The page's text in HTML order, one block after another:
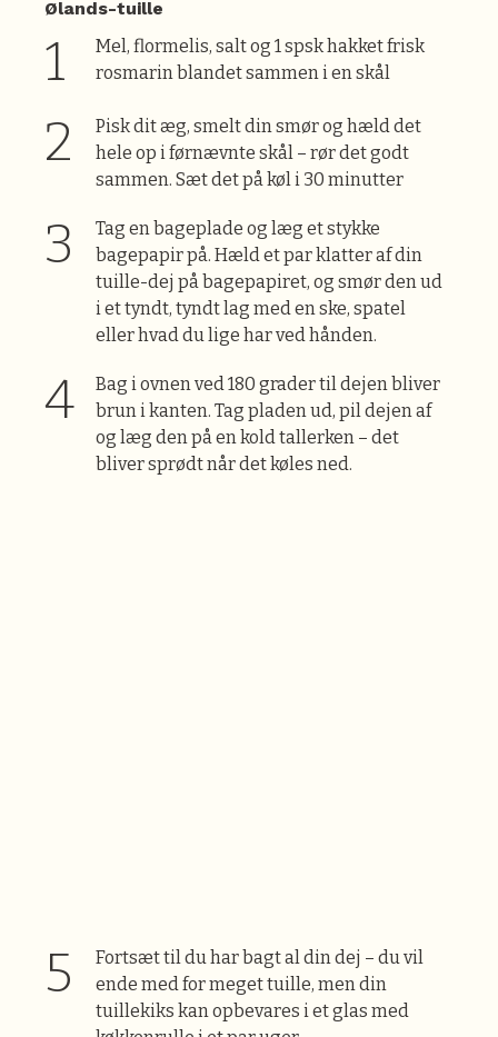
Ølands-tuille
Mel, flormelis, salt og 1 spsk hakket frisk
rosmarin blandet sammen i en skål
Pisk dit æg, smelt din smør og hæld det
hele op i førnævnte skål – rør det godt
sammen. Sæt det på køl i 30 minutter
Tag en bageplade og læg et stykke
bagepapir på. Hæld et par klatter af din
tuille-dej på bagepapiret, og smør den ud
i et tyndt, tyndt lag med en ske, spatel
eller hvad du lige har ved hånden.
Bag i ovnen ved 180 grader til dejen bliver
brun i kanten. Tag pladen ud, pil dejen af
og læg den på en kold tallerken – det
bliver sprødt når det køles ned.
Fortsæt til du har bagt al din dej – du vil
ende med for meget tuille, men din
tuillekiks kan opbevares i et glas med